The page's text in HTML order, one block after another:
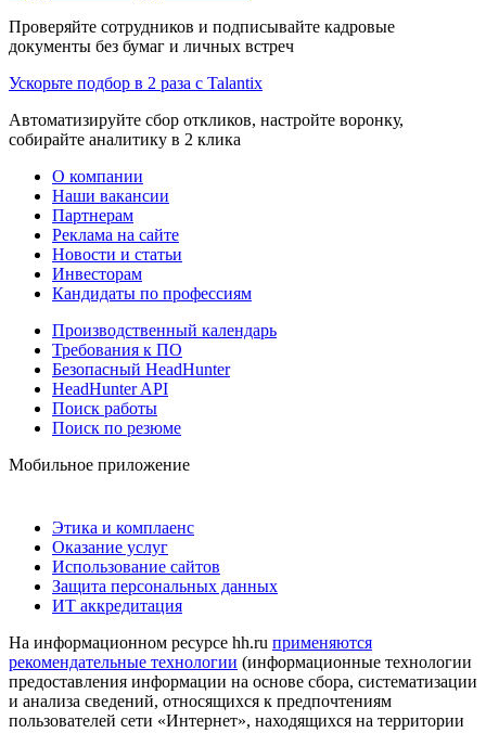
Проверяйте сотрудников и подписывайте кадровые
документы без бумаг и личных встреч
Ускорьте подбор в 2 раза с Talantix
Автоматизируйте сбор откликов, настройте воронку,
собирайте аналитику в 2 клика
О компании
Наши вакансии
Партнерам
Реклама на сайте
Новости и статьи
Инвесторам
Кандидаты по профессиям
Производственный календарь
Требования к ПО
Безопасный HeadHunter
HeadHunter API
Поиск работы
Поиск по резюме
Мобильное приложение
Этика и комплаенс
Оказание услуг
Использование сайтов
Защита персональных данных
ИТ аккредитация
На информационном ресурсе hh.ru применяются
рекомендательные технологии (информационные технологии
предоставления информации на основе сбора, систематизации
и анализа сведений, относящихся к предпочтениям
пользователей сети «Интернет», находящихся на территории